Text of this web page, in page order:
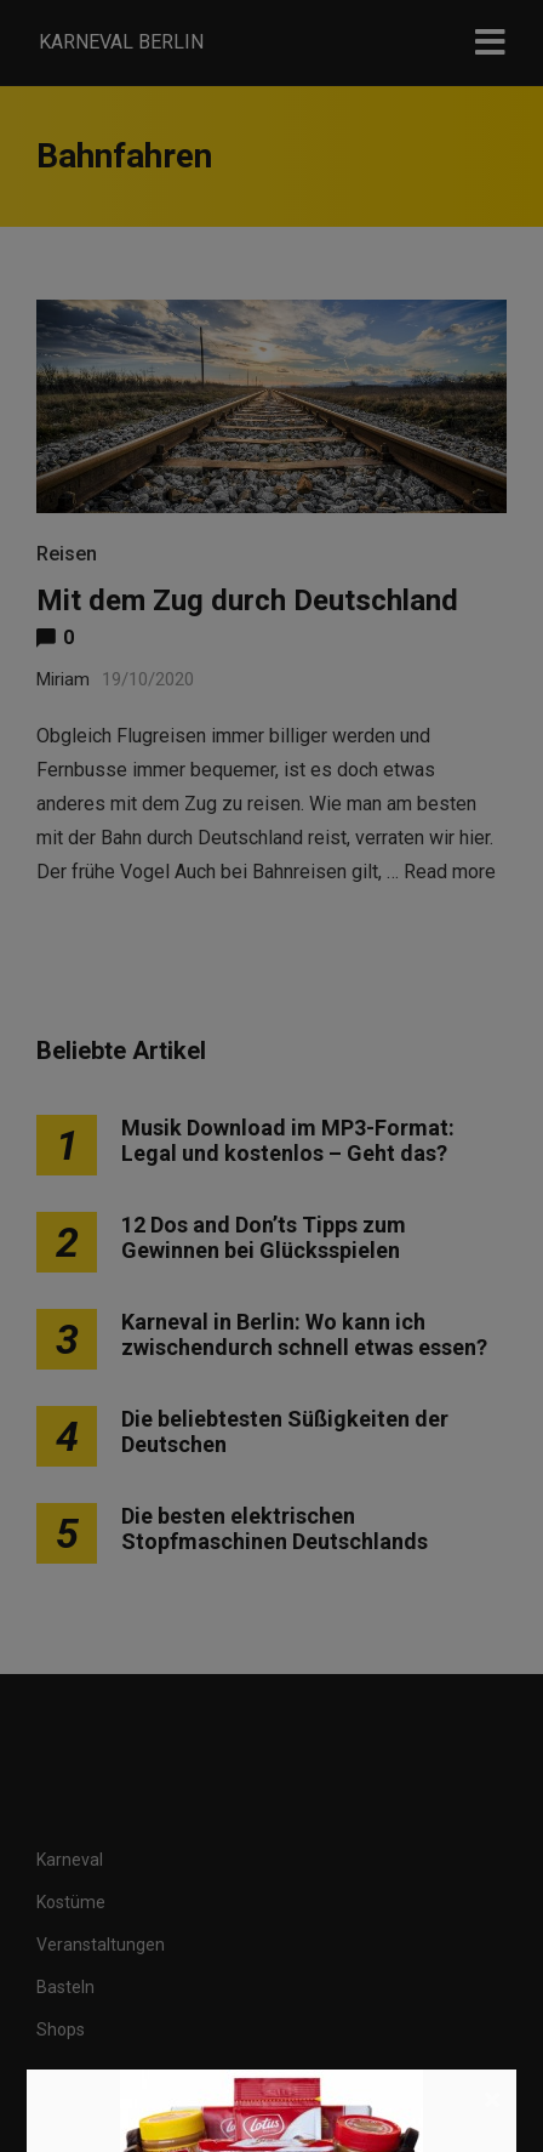
KARNEVAL BERLIN
Bahnfahren
Reisen
Mit dem Zug durch Deutschland
0
Miriam 19/10/2020
Obgleich Flugreisen immer billiger werden und
Fernbusse immer bequemer, ist es doch etwas
anderes mit dem Zug zu reisen. Wie man am besten
mit der Bahn durch Deutschland reist, verraten wir hier.
Der frühe Vogel Auch bei Bahnreisen gilt, … Read more
Beliebte Artikel
1
Musik Download im MP3-Format:
Legal und kostenlos – Geht das?
2
12 Dos and Don’ts Tipps zum
Gewinnen bei Glücksspielen
3
Karneval in Berlin: Wo kann ich
zwischendurch schnell etwas essen?
4
Die beliebtesten Süßigkeiten der
Deutschen
5
Die besten elektrischen
Stopfmaschinen Deutschlands
Karneval
Kostüme
Veranstaltungen
Basteln
Shops